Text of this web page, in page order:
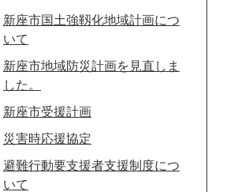
新座市国土強靱化地域計画につ
いて
新座市地域防災計画を見直しま
した。
新座市受援計画
災害時応援協定
避難行動要支援者支援制度につ
いて